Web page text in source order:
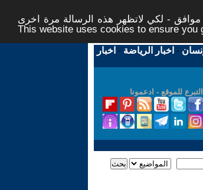
- لكي لاتظهر هذه الرسالة مرة اخرى -
This website uses cookies to ensure you
- اخبار الرياضة - اخبار
التبرع للموقع - ادعمونا